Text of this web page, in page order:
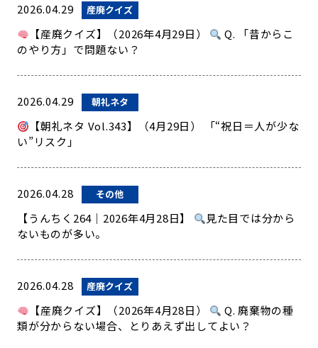
2026.04.29 産廃クイズ
【産廃クイズ】（2026年4月29日）
Q. 「昔からこ
のやり方」で問題ない？
2026.04.29 朝礼ネタ
【朝礼ネタ Vol.343】（4月29日） 「“祝日＝人が少な
い”リスク」
2026.04.28 その他
【うんちく264｜2026年4月28日】
見た目では分から
ないものが多い。
2026.04.28 産廃クイズ
【産廃クイズ】（2026年4月28日）
Q. 廃棄物の種
類が分からない場合、とりあえず出してよい？